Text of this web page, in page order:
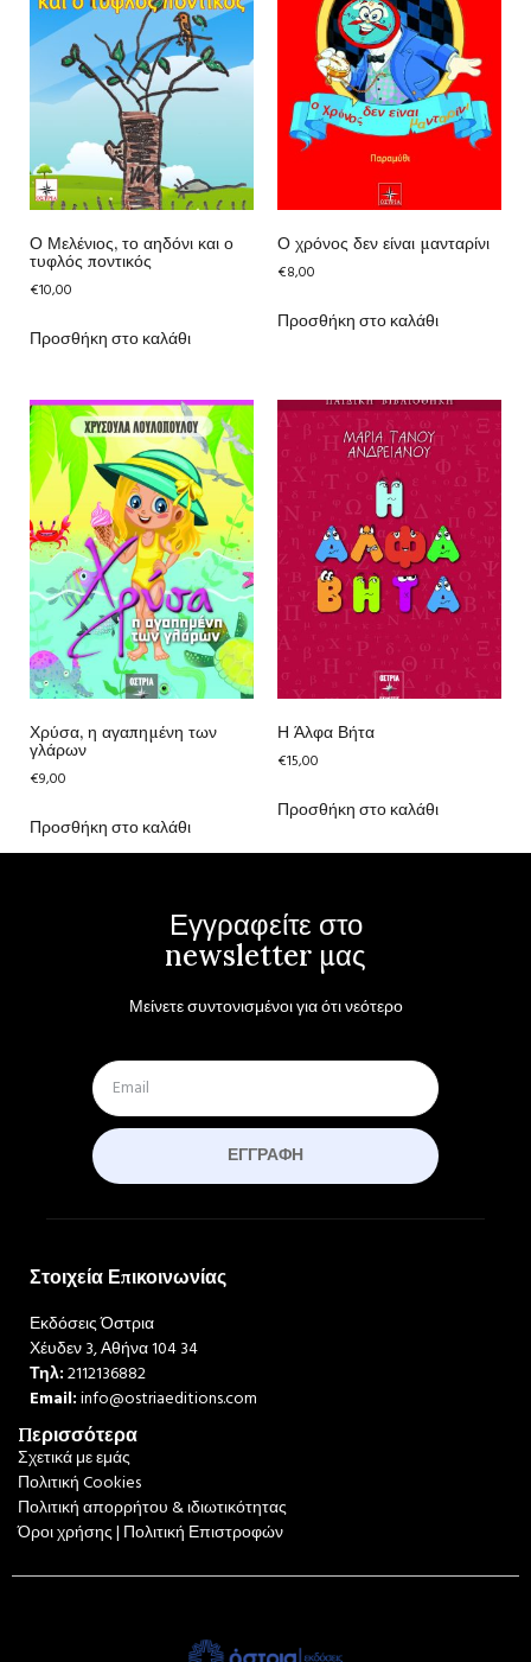
Ο Μελένιος, το αηδόνι και ο
τυφλός ποντικός
€10,00
Προσθήκη στο καλάθι
Ο χρόνος δεν είναι μανταρίνι
€8,00
Προσθήκη στο καλάθι
Χρύσα, η αγαπημένη των
γλάρων
€9,00
Προσθήκη στο καλάθι
Η Άλφα Βήτα
€15,00
Προσθήκη στο καλάθι
Εγγραφείτε στο
newsletter μας
Μείνετε συντονισμένοι για ότι νεότερο
ΕΓΓΡΑΦΉ
Στοιχεία Επικοινωνίας
Εκδόσεις Όστρια
Χέυδεν 3, Αθήνα 104 34
Τηλ:2112136882
Email:info@ostriaeditions.com
Περισσότερα
Σχετικά με εμάς
Πολιτική Cookies
Πολιτική απορρήτου & ιδιωτικότητας
Όροι χρήσης | Πολιτική Επιστροφών